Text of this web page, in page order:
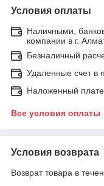
Условия оплаты
Наличными,
компании в г.
Безналичный
Удаленные счет в
Наложенный
Все условия оплаты
Условия возврата
Возврат товара в